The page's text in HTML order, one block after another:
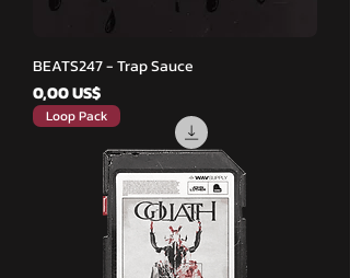
BEATS247 - Trap Sauce
Cena
0,00 US$
Loop Pack